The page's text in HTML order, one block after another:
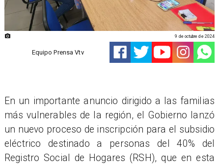
Equipo Prensa Vtv
9 de octubre de 2024
En un importante anuncio dirigido a las familias
más vulnerables de la región, el Gobierno lanzó
un nuevo proceso de inscripción para el subsidio
eléctrico destinado a personas del 40% del
Registro Social de Hogares (RSH), que en esta